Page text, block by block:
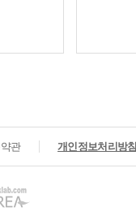
관 개인정보처리방침